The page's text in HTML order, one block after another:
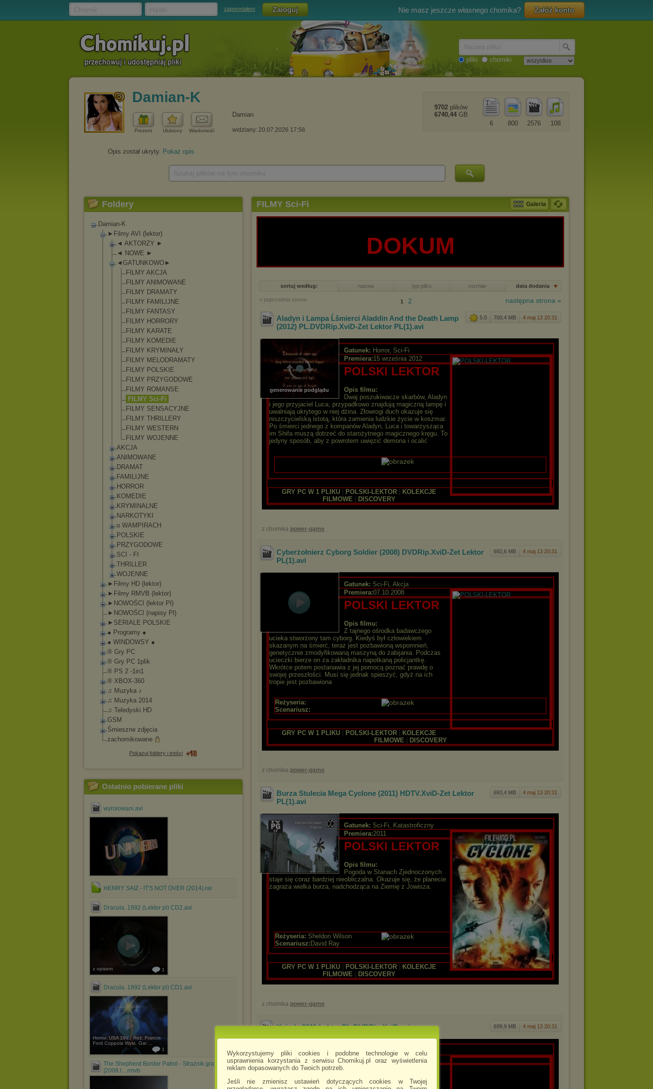
Wykorzystujemy pliki cookies i podobne technologie w celu
usprawnienia korzystania z serwisu Chomikuj.pl oraz wyświetlenia
reklam dopasowanych do Twoich potrzeb.
Jeśli nie zmienisz ustawień dotyczących cookies w Twojej
zapomniałem Nie masz jeszcze własnego chomika? Załóż konto
pliki chomiki
Damian-K
Prezent Ulubiony Wiadomość
Damian
widziany: 20.07.2026 17:58
108
2576
800
6
9702 plików
6740,44 GB
Opis został ukryty. Pokaż opis
Foldery
Damian-K
►Filmy AVI (lektor)
◄ AKTORZY ►
◄ NOWE ►
◄GATUNKOWO►
FILMY AKCJA
FILMY ANIMOWANE
FILMY DRAMATY
FILMY FAMILIJNE
FILMY FANTASY
FILMY HORRORY
FILMY KARATE
FILMY KOMEDIE
FILMY KRYMINAŁY
FILMY MELODRAMATY
FILMY POLSKIE
FILMY PRZYGODOWE
FILMY ROMANSE
FILMY Sci-Fi
FILMY SENSACYJNE
FILMY THRILLERY
FILMY WESTERN
FILMY WOJENNE
AKCJA
ANIMOWANE
DRAMAT
FAMILIJNE
HORROR
KOMEDIE
KRYMINALNE
NARKOTYKI
o WAMPIRACH
POLSKIE
PRZYGODOWE
SCI - FI
THRILLER
WOJENNE
►Filmy HD (lektor)
►Filmy RMVB (lektor)
►NOWOŚCI (lektor Pl)
►NOWOŚCI (napisy Pl)
►SERIALE POLSKIE
● Programy ●
● WINDOWSY ●
® Gry PC
® Gry PC 1plik
® PS 2 -1in1
® XBOX-360
♫ Muzyka ♪
♫ Muzyka 2014
♫ Teledyski HD
GSM
Śmieszne zdjęcia
zachomikowane
Pokazuj foldery i treści
Ostatnio pobierane pliki
wyrolowani.avi
HENRY SAIZ - IT'S NOT OVER (2014).rar
Dracula. 1992 (Lektor pl) CD2.avi
z opisem 1
Dracula. 1992 (Lektor pl) CD1.avi
Horror. USA 1992 Reż. Francis
Ford Coppola Wyst. Gar ...
1
The Shepherd Border Patrol - Strażnik granicy
[2008.l....rmvb
FILMY Sci-Fi Galeria
DOKUM
sortuj według: nazwa typ pliku rozmiar data dodania
« poprzednia strona następna strona »
1 2
5.0 700,4 MB 4 maj 13 20:31
Aladyn i Lampa Ĺšmierci Aladdin And the Death Lamp
(2012) PL.DVDRip.XviD-Zet Lektor PL(1).avi
generowanie podglądu
Gatunek: Horror, Sci-Fi
Premiera:15 września 2012
POLSKI LEKTOR
Opis filmu:
Dwaj poszukiwacze skarbów, Aladyn
i jego przyjaciel Luca, przypadkowo znajdują magiczną lampę i
uwalniają ukrytego w niej dżina. Złowrogi duch okazuje się
niszczycielską istotą, która zamienia ludzkie życie w koszmar.
Po śmierci jednego z kompanów Aladyn, Luca i towarzysząca
im Shifa muszą dotrzeć do starożytnego magicznego kręgu. To
jedyny sposób, aby z powrotem uwięzić demona i ocalić
GRY PC W 1 PLIKU| POLSKI-LEKTOR|
KOLEKCJE
FILMOWE
DISCOVERY
z chomika power-game
692,6 MB 4 maj 13 20:31
Cyberżołnierz Cyborg Soldier (2008) DVDRip.XviD-Zet Lektor
PL(1).avi
Gatunek: Sci-Fi, Akcja
Premiera:07.10.2008
POLSKI LEKTOR
Opis filmu:
Z tajnego ośrodka badawczego
ucieka stworzony tam cyborg. Kiedyś był człowiekiem
skazanym na śmierć, teraz jest pozbawioną wspomnień,
genetycznie zmodyfikowaną maszyną do zabijania. Podczas
ucieczki bierze on za zakładnika napotkaną policjantkę.
Wkrótce potem postanawia z jej pomocą poznać prawdę o
swojej przeszłości. Musi się jednak spieszyć, gdyż na ich
tropie jest pozbawiona
Reżyseria:
Scenariusz:
GRY PC W 1 PLIKU| POLSKI-LEKTOR|
KOLEKCJE
FILMOWE
DISCOVERY
z chomika power-game
693,4 MB 4 maj 13 20:31
Burza Stulecia Mega Cyclone (2011) HDTV.XviD-Zet Lektor
PL(1).avi
Gatunek: Sci-Fi, Katastroficzny
Premiera:2011
POLSKI LEKTOR
Opis filmu:
Pogoda w Stanach Zjednoczonych
staje się coraz bardziej nieobliczalna. Okazuje się, że planecie
zagraża wielka burza, nadchodząca na Ziemię z Jowisza.
Reżyseria: Sheldon Wilson
Scenariusz: David Ray
GRY PC W 1 PLIKU| POLSKI-LEKTOR|
KOLEKCJE
FILMOWE
DISCOVERY
z chomika power-game
699,9 MB 4 maj 13 20:31
Ksiadz.2011.Lektor.PL.DVDRip.XviD.avi
Gatunek:Horror, Akcja, Sci-Fi
Premiera:
13 maja 2011